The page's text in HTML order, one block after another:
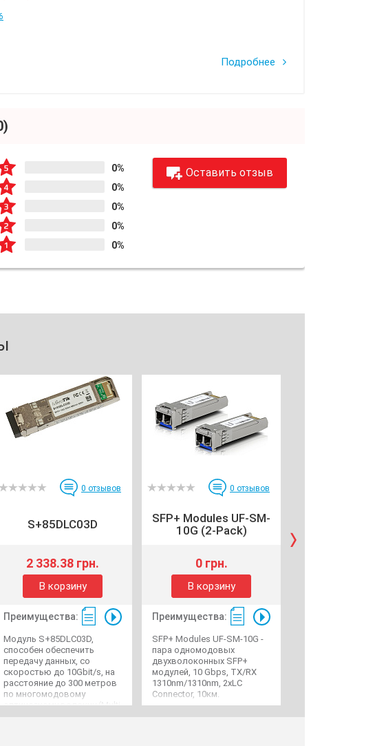
Подробнее
0%
0%
0%
0%
0%
Оставить отзыв
0 отзывов
S+85DLC03D
2 338.38 грн.
В корзину
Преимущества:
Модуль S+85DLC03D,
способен обеспечить
передачу данных, со
скоростью до 10Gbit/s, на
расстояние до 300 метров
по многомодовому
оптическому волокну (Multi
0 отзывов
SFP+ Modules UF-SM-
10G (2-Pack)
0 грн.
В корзину
Преимущества:
SFP+ Modules UF-SM-10G -
пара одномодовых
двухволоконных SFP+
модулей, 10 Gbps, TX/RX
1310nm/1310nm, 2xLC
Connector, 10км.